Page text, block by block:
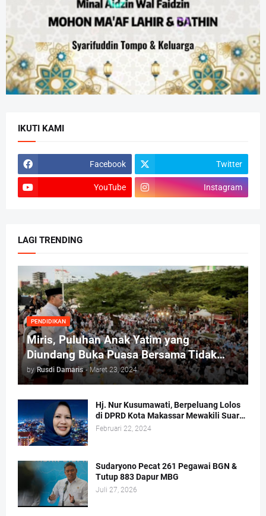
IKUTI KAMI
Facebook Twitter
YouTube Instagram
LAGI TRENDING
PENDIDIKAN
Miris, Puluhan Anak Yatim yang
Diundang Buka Puasa Bersama Tidak
Dapat Jatah Makan dan Infaq
by Rusdi Damaris - Maret 23, 2024
Hj. Nur Kusumawati, Berpeluang Lolos
di DPRD Kota Makassar Mewakili Suara
Perempuan Dapil 2
Februari 22, 2024
Sudaryono Pecat 261 Pegawai BGN &
Tutup 883 Dapur MBG
Juli 27, 2026